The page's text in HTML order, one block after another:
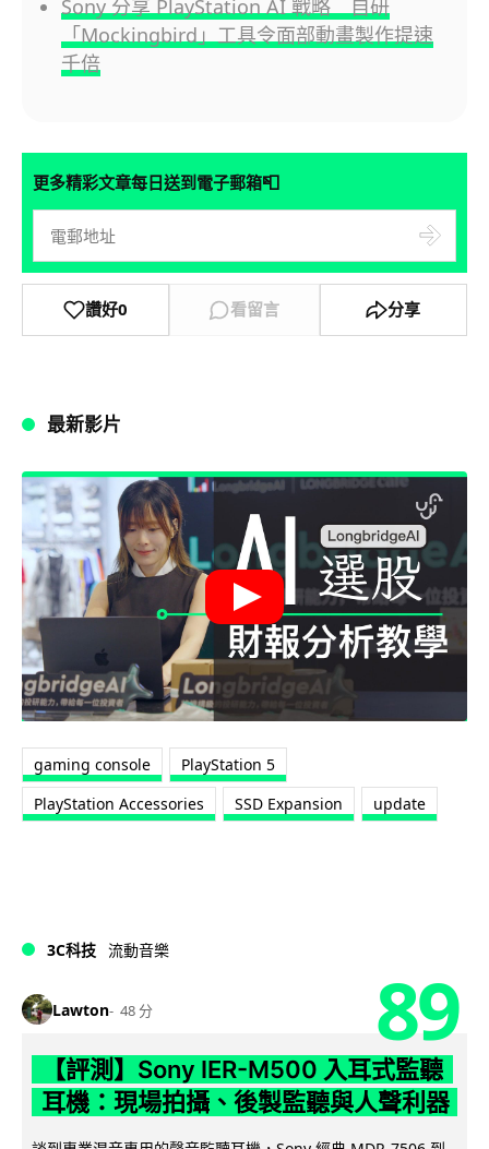
Sony 分享 PlayStation AI 戰略 自研
「Mockingbird」工具令面部動畫製作提速
千倍
更多精彩文章每日送到電子郵箱📮
讚好0 看留言 分享
最新影片
gaming console
PlayStation 5
PlayStation Accessories
SSD Expansion update
3C科技 流動音樂
Lawton 48 分 89
【評測】Sony IER-M500 入耳式監聽
耳機：現場拍攝、後製監聽與人聲利器